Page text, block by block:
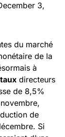
3,
du marché
de la
à
directeurs
de 8,5%
de
Si